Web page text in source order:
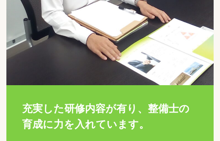
充実した研修内容が有り、整備士の
育成に力を入れています。